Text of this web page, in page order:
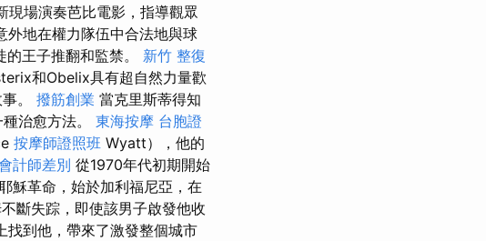
場演奏芭比電影，指導觀眾
外地在權力隊伍中合法地與球
王子推翻和監禁。 新竹 整復
和Obelix具有超自然力量歡
。 撥筋創業 當克里斯蒂得知
治愈方法。 東海按摩 台胞證
按摩師證照班 Wyatt），他的
計師差別 從1970年代初期開始
穌革命，始於加利福尼亞，在
斷失踪，即使該男子啟發他收
找到他，帶來了激發整個城市